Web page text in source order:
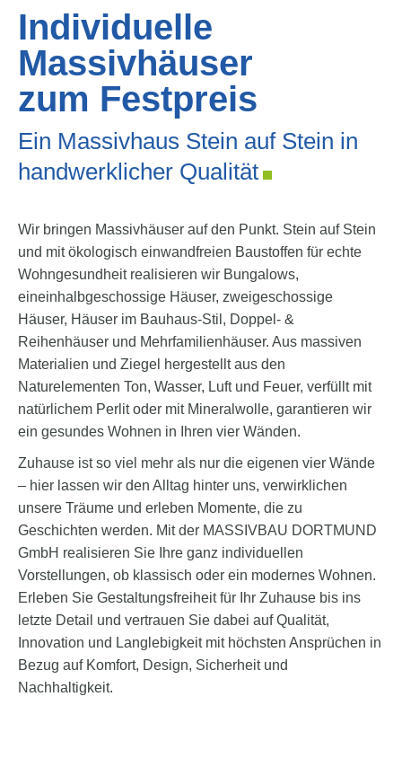
Individuelle
Massivhäuser
zum Festpreis
Ein Massivhaus Stein auf Stein in
handwerklicher Qualität
Wir bringen Massivhäuser auf den Punkt. Stein auf Stein
und mit ökologisch einwandfreien Baustoffen für echte
Wohngesundheit realisieren wir Bungalows,
eineinhalbgeschossige Häuser, zweigeschossige
Häuser, Häuser im Bauhaus-Stil, Doppel- &
Reihenhäuser und Mehrfamilienhäuser. Aus massiven
Materialien und Ziegel hergestellt aus den
Naturelementen Ton, Wasser, Luft und Feuer, verfüllt mit
natürlichem Perlit oder mit Mineralwolle, garantieren wir
ein gesundes Wohnen in Ihren vier Wänden.
Zuhause ist so viel mehr als nur die eigenen vier Wände
– hier lassen wir den Alltag hinter uns, verwirklichen
unsere Träume und erleben Momente, die zu
Geschichten werden. Mit der MASSIVBAU DORTMUND
GmbH realisieren Sie Ihre ganz individuellen
Vorstellungen, ob klassisch oder ein modernes Wohnen.
Erleben Sie Gestaltungsfreiheit für Ihr Zuhause bis ins
letzte Detail und vertrauen Sie dabei auf Qualität,
Innovation und Langlebigkeit mit höchsten Ansprüchen in
Bezug auf Komfort, Design, Sicherheit und
Nachhaltigkeit.